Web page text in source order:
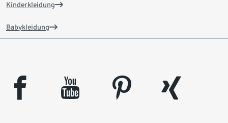
Kinderkleidung
Babykleidung
facebook youtube pinterest
xing